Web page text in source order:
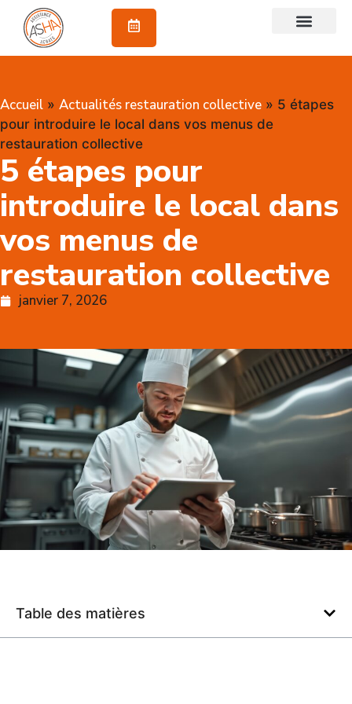
Accueil » Actualités restauration collective » 5 étapes
pour introduire le local dans vos menus de
restauration collective
5 étapes pour
introduire le local dans
vos menus de
restauration collective
janvier 7, 2026
Table des matières